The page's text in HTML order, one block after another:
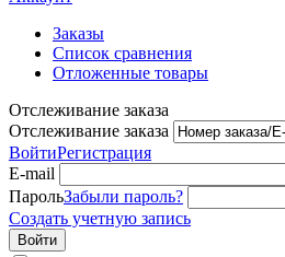
Заказы
Список сравнения
Отложенные товары
Отслеживание заказа
Отслеживание заказа
ВойтиРегистрация
E-mail
ПарольЗабыли пароль?
Создать учетную запись
Войти